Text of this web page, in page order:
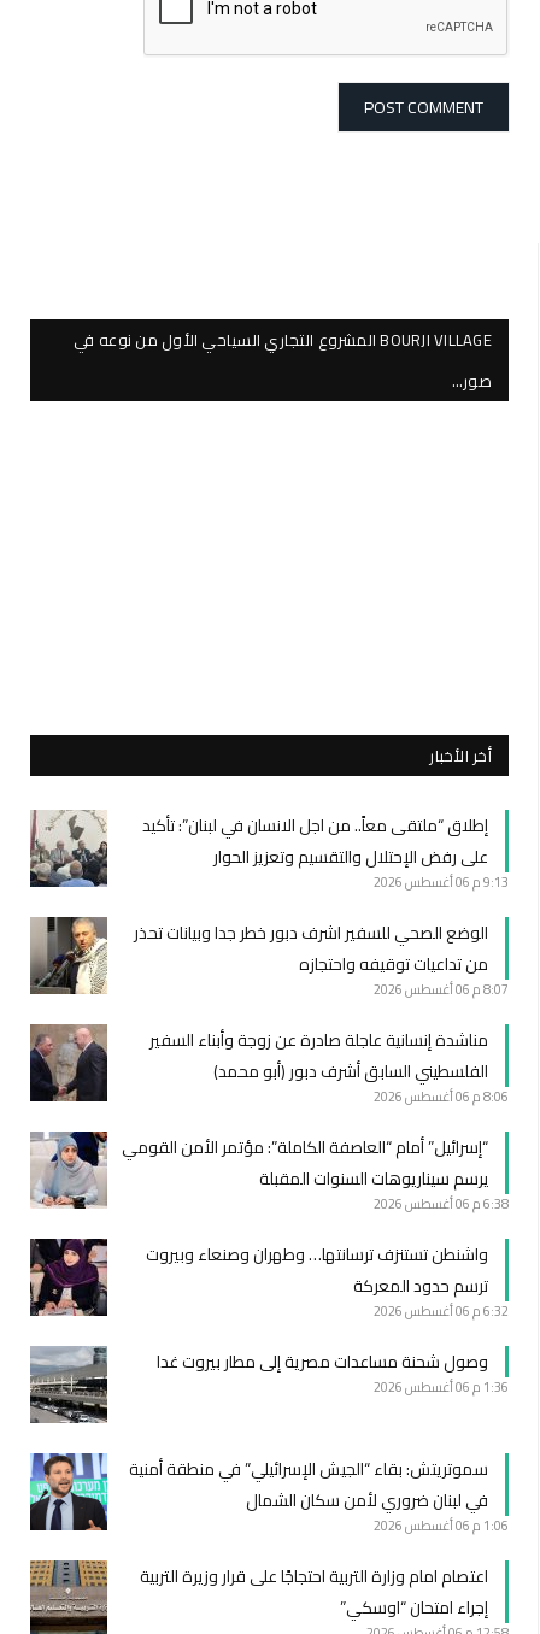
BOURJI VILLAGE المشروع التجاري السياحي الأول من نوعه في
صور…
أخر الأخبار
إطلاق “ملتقى معاً.. من اجل الانسان في لبنان”: تأكيد
على رفض الإحتلال والتقسيم وتعزيز الحوار
9:13 م 06 أغسطس 2026
الوضع الصحي للسفير اشرف دبور خطر جدا وبيانات تحذر
من تداعيات توقيفه واحتجازه
8:07 م 06 أغسطس 2026
مناشدة إنسانية عاجلة صادرة عن زوجة وأبناء السفير
الفلسطيني السابق أشرف دبور (أبو محمد)
8:06 م 06 أغسطس 2026
“إسرائيل” أمام “العاصفة الكاملة”: مؤتمر الأمن القومي
يرسم سيناريوهات السنوات المقبلة
6:38 م 06 أغسطس 2026
واشنطن تستنزف ترسانتها… وطهران وصنعاء وبيروت
ترسم حدود المعركة
6:32 م 06 أغسطس 2026
وصول شحنة مساعدات مصرية إلى مطار بيروت غدا
1:36 م 06 أغسطس 2026
سموتريتش: بقاء “الجيش الإسرائيلي” في منطقة أمنية
في لبنان ضروري لأمن سكان الشمال
1:06 م 06 أغسطس 2026
اعتصام امام وزارة التربية احتجاجًا على قرار وزيرة التربية
إجراء امتحان “اوسكي”